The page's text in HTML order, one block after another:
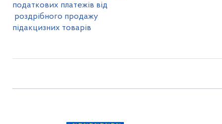
податкових платежів від
роздрібного продажу
підакцизних товарів